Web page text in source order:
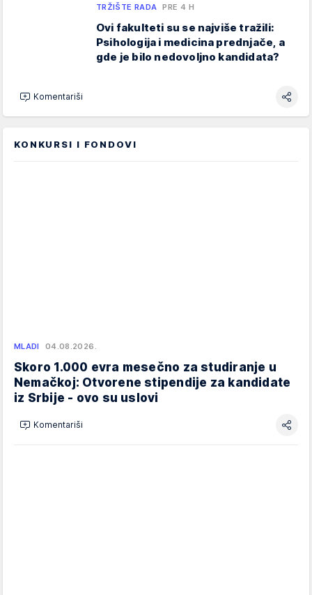
TRŽIŠTE RADA PRE 4 H
Ovi fakulteti su se najviše tražili:
Psihologija i medicina prednjače, a
gde je bilo nedovoljno kandidata?
Komentariši
KONKURSI I FONDOVI
MLADI 04.08.2026.
Skoro 1.000 evra mesečno za studiranje u
Nemačkoj: Otvorene stipendije za kandidate
iz Srbije - ovo su uslovi
Komentariši